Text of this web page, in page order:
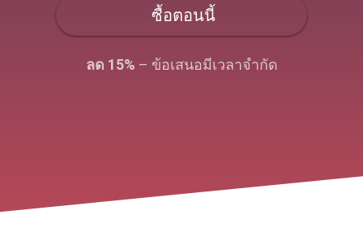
ซื้อตอนนี้
ลด 15% – ข้อเสนอมีเวลาจํากัด